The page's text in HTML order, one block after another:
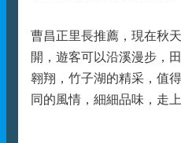
曹昌正里長推薦，現在秋
開，遊客可以沿溪漫步，
翱翔，竹子湖的精采，值
同的風情，細細品味，走